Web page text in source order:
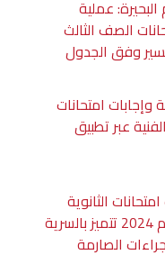
عملية
الصف الثالث
وفق الجدول
وإجابات امتحانات
عبر تطبيق
الثانوية
العامة لعام 2024 تتميز بالسرية
الصارمة